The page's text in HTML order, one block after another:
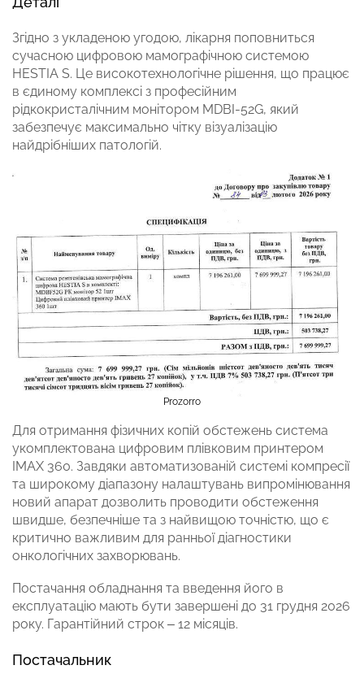
Згідно з укладеною угодою, лікарня поповниться
сучасною цифровою мамографічною системою
HESTIA S. Це високотехнологічне рішення, що працює
в єдиному комплексі з професійним
рідкокристалічним монітором MDBI-52G, який
забезпечує максимально чітку візуалізацію
найдрібніших патологій.
Prozorro
Для отримання фізичних копій обстежень система
укомплектована цифровим плівковим принтером
IMAX 360. Завдяки автоматизованій системі компресії
та широкому діапазону налаштувань випромінювання
новий апарат дозволить проводити обстеження
швидше, безпечніше та з найвищою точністю, що є
критично важливим для ранньої діагностики
онкологічних захворювань.
Постачання обладнання та введення його в
експлуатацію мають бути завершені до 31 грудня 2026
року. Гарантійний строк – 12 місяців.
Постачальник